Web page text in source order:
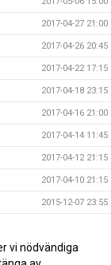
2017-04-27 21:00
2017-04-26 20:45
2017-04-22 17:15
2017-04-18 23:15
2017-04-16 21:00
2017-04-14 11:45
2017-04-12 21:15
2017-04-10 21:15
2015-12-07 23:55
2015-09-27 21:50
vi nödvändiga